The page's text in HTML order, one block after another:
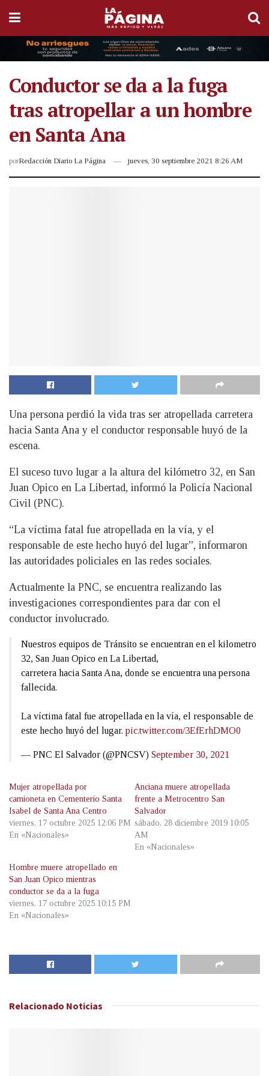
Conductor se da a la fuga
tras atropellar a un hombre
en Santa Ana
porRedacción Diario La Página jueves, 30 septiembre 2021 8:26 AM
Una persona perdió la vida tras ser atropellada carretera
hacia Santa Ana y el conductor responsable huyó de la
escena.
El suceso tuvo lugar a la altura del kilómetro 32, en San
Juan Opico en La Libertad, informó la Policía Nacional
Civil (PNC).
“La víctima fatal fue atropellada en la vía, y el
responsable de este hecho huyó del lugar”, informaron
las autoridades policiales en las redes sociales.
Actualmente la PNC, se encuentra realizando las
investigaciones correspondientes para dar con el
conductor involucrado.
Nuestros equipos de Tránsito se encuentran en el kilometro
32, San Juan Opico en La Libertad,
carretera hacia Santa Ana, donde se encuentra una persona
fallecida.
La víctima fatal fue atropellada en la vía, el responsable de
este hecho huyó del lugar. pic.twitter.com/3EfErhDMO0
— PNC El Salvador (@PNCSV) September 30, 2021
Mujer atropellada por
camioneta en Cementerio Santa
Isabel de Santa Ana Centro
viernes, 17 octubre 2025 12:06 PM
En «Nacionales»
Anciana muere atropellada
frente a Metrocentro San
Salvador
sábado, 28 diciembre 2019 10:05
AM
En «Nacionales»
Hombre muere atropellado en
San Juan Opico mientras
conductor se da a la fuga
viernes, 17 octubre 2025 10:15 PM
En «Nacionales»
Relacionado Noticias